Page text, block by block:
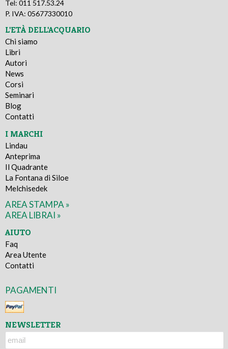
Tel: 011 517.53.24
P. IVA: 05677330010
L'ETÀ DELL'ACQUARIO
Chi siamo
Libri
Autori
News
Corsi
Seminari
Blog
Contatti
I MARCHI
Lindau
Anteprima
Il Quadrante
La Fontana di Siloe
Melchisedek
AREA STAMPA »
AREA LIBRAI »
AIUTO
Faq
Area Utente
Contatti
PAGAMENTI
NEWSLETTER